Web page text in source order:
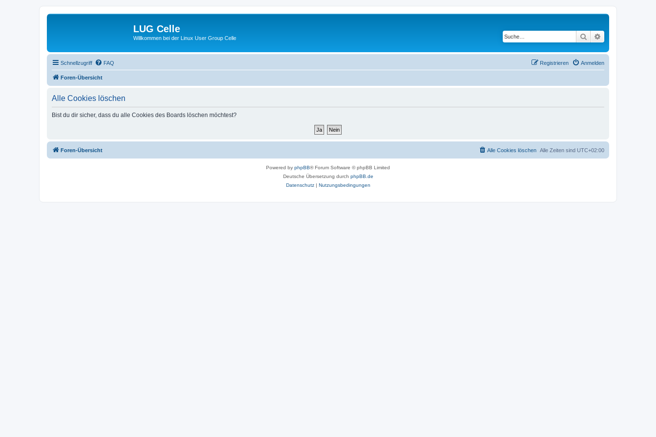
LUG Celle
Willkommen bei der Linux User Group Celle Suche
Schnellzugriff FAQ Anmelden
Registrieren
Foren-Übersicht
Alle Cookies löschen
Bist du dir sicher, dass du alle Cookies des Boards löschen möchtest?
Foren-Übersicht Alle Zeiten sind UTC+02:00
Alle Cookies löschen
Powered by phpBB® Forum Software © phpBB Limited
Deutsche Übersetzung durch phpBB.de
Datenschutz| Nutzungsbedingungen